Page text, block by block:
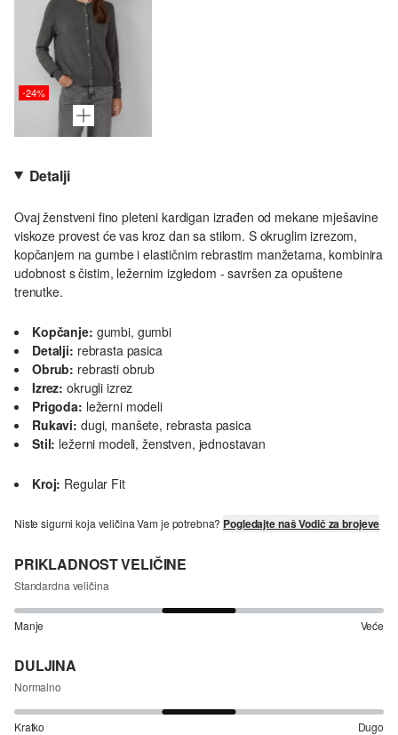
-24%
Detalji
Ovaj ženstveni fino pleteni kardigan izrađen od mekane mješavine
viskoze provest će vas kroz dan sa stilom. S okruglim izrezom,
kopčanjem na gumbe i elastičnim rebrastim manžetama, kombinira
udobnost s čistim, ležernim izgledom - savršen za opuštene
trenutke.
Kopčanje: gumbi, gumbi
Detalji: rebrasta pasica
Obrub: rebrasti obrub
Izrez: okrugli izrez
Prigoda: ležerni modeli
Rukavi: dugi, manšete, rebrasta pasica
Stil: ležerni modeli, ženstven, jednostavan
Kroj: Regular Fit
Niste sigurni koja veličina Vam je potrebna? Pogledajte naš Vodič za brojeve
PRIKLADNOST VELIČINE
Standardna veličina
Manje Veće
DULJINA
Normalno
Kratko Dugo